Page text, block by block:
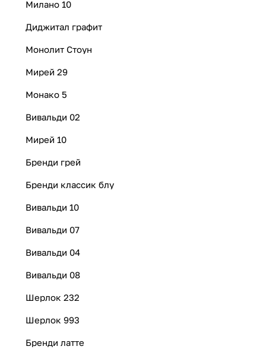
Милано 10
Диджитал графит
Монолит Стоун
Мирей 29
Монако 5
Вивальди 02
Мирей 10
Бренди грей
Бренди классик блу
Вивальди 10
Вивальди 07
Вивальди 04
Вивальди 08
Шерлок 232
Шерлок 993
Бренди латте